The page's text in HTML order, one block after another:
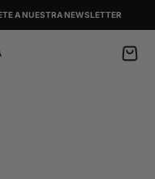
A NUESTRA NEWSLETTER
Cart